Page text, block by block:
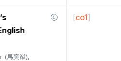
(馬奕猷),
[co1]